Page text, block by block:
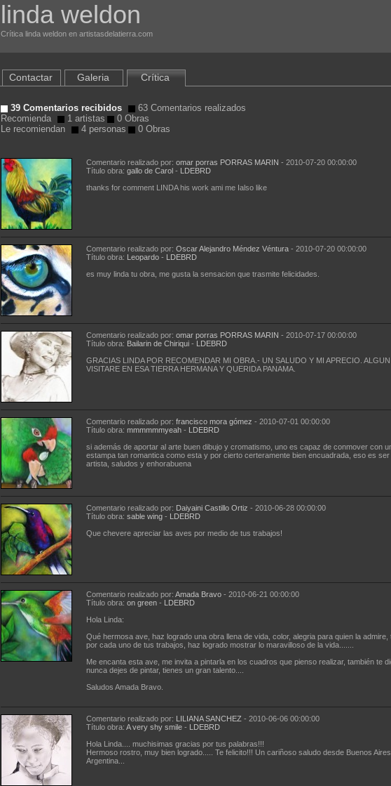
linda weldon
Crítica linda weldon en artistasdelatierra.com
Contactar Galeria Crítica
39 Comentarios recibidos
63 Comentarios realizados
Recomienda
1 artistas
0 Obras
Le recomiendan
4 personas 0 Obras
Comentario realizado por: omar porras PORRAS MARIN - 2010-07-20 00:00:00
Título obra: gallo de Carol- LDEBRD
thanks for comment LINDA his work ami me Ialso like
Comentario realizado por: Oscar Alejandro Méndez Véntura- 2010-07-20 00:00:00
Título obra: Leopardo- LDEBRD
es muy linda tu obra, me gusta la sensacion que trasmite felicidades.
Comentario realizado por: omar porras PORRAS MARIN - 2010-07-17 00:00:00
Título obra: Bailarin de Chiriqui- LDEBRD
GRACIAS LINDA POR RECOMENDAR MI OBRA.- UN SALUDO Y MI APRECIO. ALGUN
VISITARE EN ESA TIERRA HERMANA Y QUERIDA PANAMA.
Comentario realizado por: francisco mora gómez - 2010-07-01 00:00:00
Título obra: mmmmmmyeah- LDEBRD
si además de aportar al arte buen dibujo y cromatismo, uno es capaz de conmover con
estampa tan romantica como esta y por cierto certeramente bien encuadrada, eso es ser
artista, saludos y enhorabuena
Comentario realizado por: Daiyaini Castillo Ortiz - 2010-06-28 00:00:00
Título obra: sable wing- LDEBRD
Que chevere apreciar las aves por medio de tus trabajos!
Comentario realizado por: Amada Bravo- 2010-06-21 00:00:00
Título obra: on green- LDEBRD
Hola Linda:
Qué hermosa ave, haz logrado una obra llena de vida, color, alegria para quien la admire,
por cada uno de tus trabajos, haz logrado mostrar lo maravilloso de la vida.......
Me encanta esta ave, me invita a pintarla en los cuadros que pienso realizar, también te
nunca dejes de pintar, tienes un gran talento....
Saludos Amada Bravo.
Comentario realizado por: LILIANA SANCHEZ - 2010-06-06 00:00:00
Título obra: A very shy smile- LDEBRD
Hola Linda.... muchisimas gracias por tus palabras!!!
Hermoso rostro, muy bien logrado..... Te felicito!!! Un cariñoso saludo desde Buenos Aires
Argentina...